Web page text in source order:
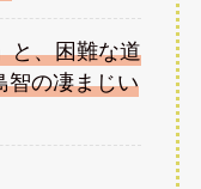
と、困難な道
智の凄まじい